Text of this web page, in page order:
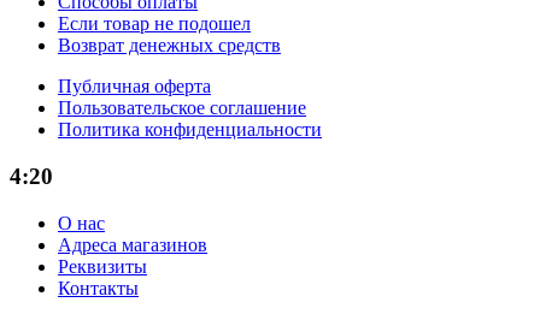
Если товар не подошел
Возврат денежных средств
Публичная оферта
Пользовательское соглашение
Политика конфиденциальности
4:20
О нас
Адреса магазинов
Реквизиты
Контакты